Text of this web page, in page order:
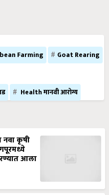
Farming
Goat Rearing
Health मानवी आरोग्य
कृषी
आला